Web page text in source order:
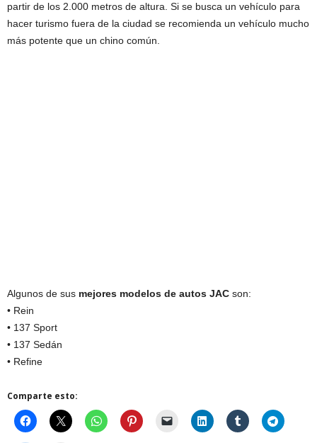
partir de los 2.000 metros de altura. Si se busca un vehículo para
hacer turismo fuera de la ciudad se recomienda un vehículo mucho
más potente que un chino común.
Algunos de sus mejores modelos de autos JAC son:
• Rein
• 137 Sport
• 137 Sedán
• Refine
Comparte esto: